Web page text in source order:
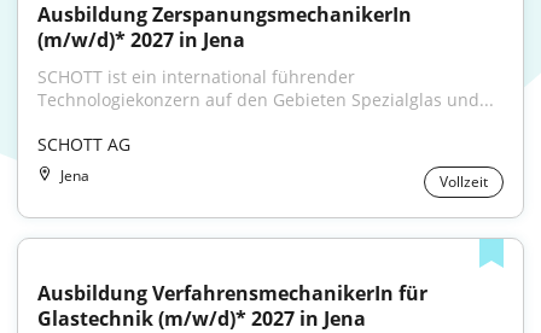
Ausbildung ZerspanungsmechanikerIn
(m/w/d)* 2027 in Jena
SCHOTT ist ein international führender
Technologiekonzern auf den Gebieten Spezialglas und...
SCHOTT AG
Jena Vollzeit
Ausbildung VerfahrensmechanikerIn für
Glastechnik (m/w/d)* 2027 in Jena